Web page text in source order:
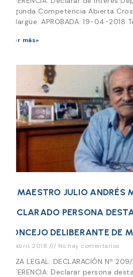
Segunda Competencia Abierta
Malargüe. APROBADA: 19-04-2018
Leer más»
EL MAESTRO JULIO ANDRÉS
DECLARADO PERSONA
CONCEJO DELIBERANTE DE
25 abril, 2018 No hay comentarios
PIEZA LEGAL: DECLARACIÓN Nº
REFERENCIA: Declarar persona